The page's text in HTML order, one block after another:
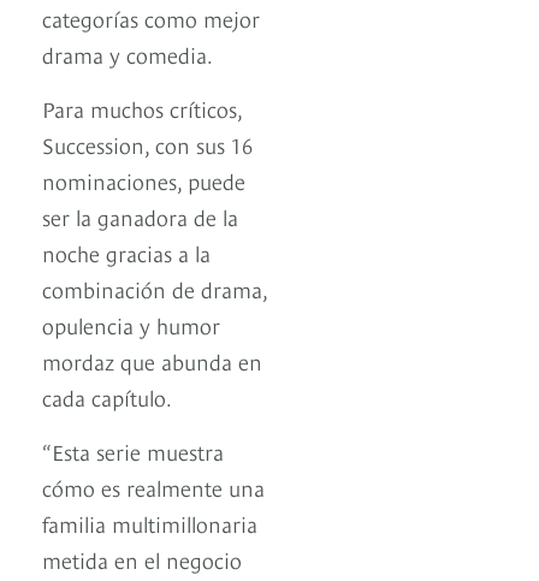
categorías como mejor
drama y comedia.
Para muchos críticos,
Succession, con sus 16
nominaciones, puede
ser la ganadora de la
noche gracias a la
combinación de drama,
opulencia y humor
mordaz que abunda en
cada capítulo.
“Esta serie muestra
cómo es realmente una
familia multimillonaria
metida en el negocio